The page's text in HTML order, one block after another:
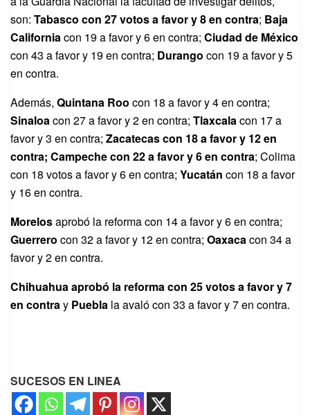
son: Tabasco con 27 votos a favor y 8 en contra; Baja
Californiacon 19 a favor y 6 en contra; Ciudad de México
con 43 a favor y 19 en contra; Durango con 19 a favor y 5
en contra.
Además, Quintana Roo con 18 a favor y 4 en contra;
Sinaloacon 27 a favor y 2 en contra; Tlaxcalacon 17 a
favor y 3 en contra; Zacatecas con 18 a favor y 12 en
contra; Campeche con 22 a favor y 6 en contra; Colima
con 18 votos a favor y 6 en contra; Yucatán con 18 a favor
y 16 en contra.
Morelosaprobó la reforma con 14 a favor y 6 en contra;
Guerrero con 32 a favor y 12 en contra; Oaxacacon 34 a
favor y 2 en contra.
Chihuahua aprobó la reforma con 25 votos a favor y 7
en contray Puebla la avaló con 33 a favor y 7 en contra.
SUCESOS EN LINEA